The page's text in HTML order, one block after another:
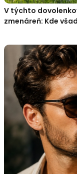
V týchto
zmenáreň: Kde